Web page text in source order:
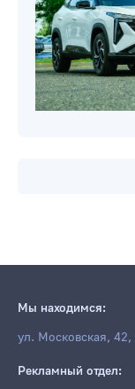
Мы находимся:
ул. Московская, 42,
Рекламный отдел: